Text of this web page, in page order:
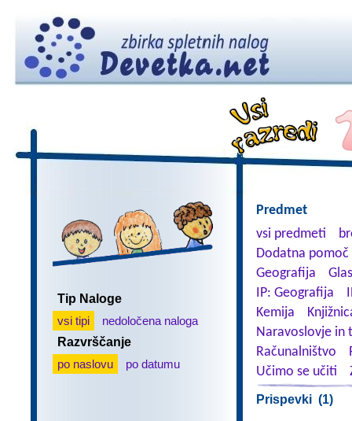
Tip Naloge
vsi tipi
nedoločena naloga
Razvrščanje
po naslovu
po datumu
Predmet
vsi predmeti
Dodatna
Geografija
IP: Geografija
Kemija
Naravoslovje in
Računalništvo
Učimo se učiti
Prispevki (1)